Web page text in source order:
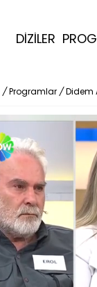
DİZİLER
/ Programlar / Didem